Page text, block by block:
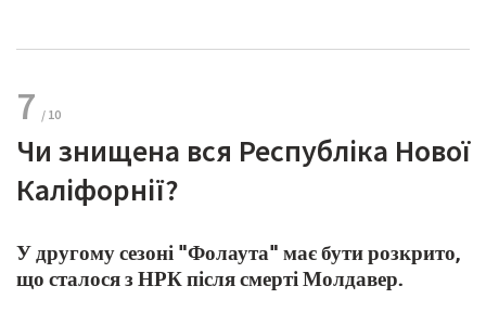
7
Чи знищена вся Республіка Нової
Каліфорнії?
У другому сезоні "Фолаута" має бути розкрито,
що сталося з НРК після смерті Молдавер.